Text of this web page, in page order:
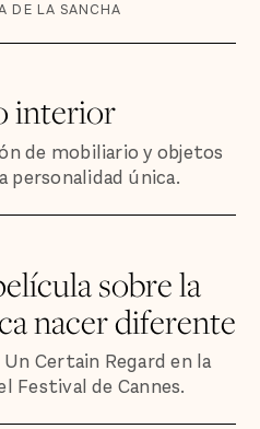
DE LA SANCHA
interior
de mobiliario y objetos
personalidad única.
sobre la
nacer diferente
Certain Regard en la
Festival de Cannes.